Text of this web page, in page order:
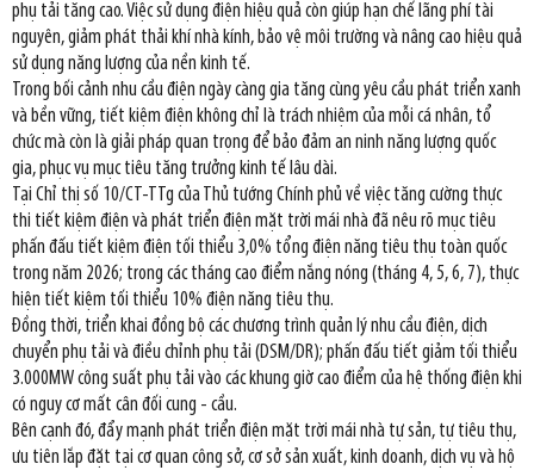
phụ tải tăng cao. Việc sử dụng điện hiệu quả còn giúp hạn chế lãng phí tài
nguyên, giảm phát thải khí nhà kính, bảo vệ môi trường và nâng cao hiệu quả
sử dụng năng lượng của nền kinh tế.
Trong bối cảnh nhu cầu điện ngày càng gia tăng cùng yêu cầu phát triển xanh
và bền vững, tiết kiệm điện không chỉ là trách nhiệm của mỗi cá nhân, tổ
chức mà còn là giải pháp quan trọng để bảo đảm an ninh năng lượng quốc
gia, phục vụ mục tiêu tăng trưởng kinh tế lâu dài.
Tại Chỉ thị số 10/CT-TTg của Thủ tướng Chính phủ về việc tăng cường thực
thi tiết kiệm điện và phát triển điện mặt trời mái nhà đã nêu rõ mục tiêu
phấn đấu tiết kiệm điện tối thiểu 3,0% tổng điện năng tiêu thụ toàn quốc
trong năm 2026; trong các tháng cao điểm nắng nóng (tháng 4, 5, 6, 7), thực
hiện tiết kiệm tối thiểu 10% điện năng tiêu thụ.
Đồng thời, triển khai đồng bộ các chương trình quản lý nhu cầu điện, dịch
chuyển phụ tải và điều chỉnh phụ tải (DSM/DR); phấn đấu tiết giảm tối thiểu
3.000MW công suất phụ tải vào các khung giờ cao điểm của hệ thống điện khi
có nguy cơ mất cân đối cung - cầu.
Bên cạnh đó, đẩy mạnh phát triển điện mặt trời mái nhà tự sản, tự tiêu thụ,
ưu tiên lắp đặt tại cơ quan công sở, cơ sở sản xuất, kinh doanh, dịch vụ và hộ